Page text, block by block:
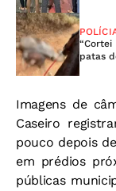
“Cortei
patas
Imagens de
Caseiro
pouco depois
em prédios
públicas